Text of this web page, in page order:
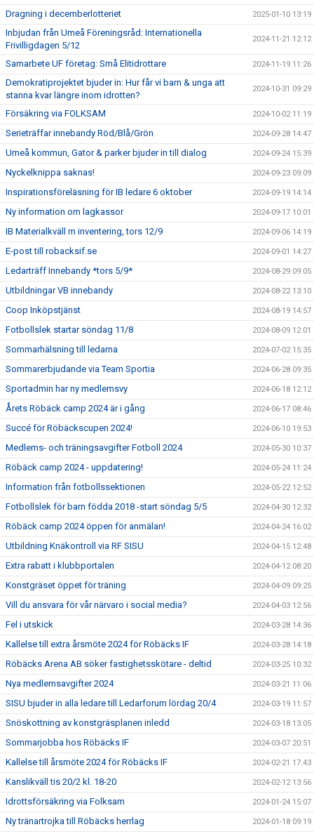
Dragning i decemberlotteriet 2025-01-10 13:19
Inbjudan från Umeå Föreningsråd: Internationella
Frivilligdagen 5/12
2024-11-21 12:12
Samarbete UF företag: Små Elitidrottare 2024-11-19 11:26
Demokratiprojektet bjuder in: Hur får vi barn & unga att
stanna kvar längre inom idrotten?
2024-10-31 09:29
Försäkring via FOLKSAM 2024-10-02 11:19
Serieträffar innebandy Röd/Blå/Grön 2024-09-28 14:47
Umeå kommun, Gator & parker bjuder in till dialog 2024-09-24 15:39
Nyckelknippa saknas! 2024-09-23 09:09
Inspirationsföreläsning för IB ledare 6 oktober 2024-09-19 14:14
Ny information om lagkassor 2024-09-17 10:01
IB Materialkväll m inventering, tors 12/9 2024-09-06 14:19
E-post till robacksif.se 2024-09-01 14:27
Ledarträff Innebandy *tors 5/9* 2024-08-29 09:05
Utbildningar VB innebandy 2024-08-22 13:10
Coop Inköpstjänst 2024-08-19 14:57
Fotbollslek startar söndag 11/8 2024-08-09 12:01
Sommarhälsning till ledarna 2024-07-02 15:35
Sommarerbjudande via Team Sportia 2024-06-28 09:35
Sportadmin har ny medlemsvy 2024-06-18 12:12
Årets Röbäck camp 2024 är i gång 2024-06-17 08:46
Succé för Röbäckscupen 2024! 2024-06-10 19:53
Medlems- och träningsavgifter Fotboll 2024 2024-05-30 10:37
Röbäck camp 2024 - uppdatering! 2024-05-24 11:24
Information från fotbollssektionen 2024-05-22 12:52
Fotbollslek för barn födda 2018 -start söndag 5/5 2024-04-30 12:32
Röbäck camp 2024 öppen för anmälan! 2024-04-24 16:02
Utbildning Knäkontroll via RF SISU 2024-04-15 12:48
Extra rabatt i klubbportalen 2024-04-12 08:20
Konstgräset öppet för träning 2024-04-09 09:25
Vill du ansvara för vår närvaro i social media? 2024-04-03 12:56
Fel i utskick 2024-03-28 14:36
Kallelse till extra årsmöte 2024 för Röbäcks IF 2024-03-28 14:18
Röbäcks Arena AB söker fastighetsskötare - deltid 2024-03-25 10:32
Nya medlemsavgifter 2024 2024-03-21 11:06
SISU bjuder in alla ledare till Ledarforum lördag 20/4 2024-03-19 11:57
Snöskottning av konstgräsplanen inledd 2024-03-18 13:05
Sommarjobba hos Röbäcks IF 2024-03-07 20:51
Kallelse till årsmöte 2024 för Röbäcks IF 2024-02-21 17:43
Kanslikväll tis 20/2 kl. 18-20 2024-02-12 13:56
Idrottsförsäkring via Folksam 2024-01-24 15:07
Ny tränartrojka till Röbäcks herrlag 2024-01-18 09:19